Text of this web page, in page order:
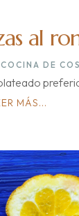
al
COCINA DE
MÁS...